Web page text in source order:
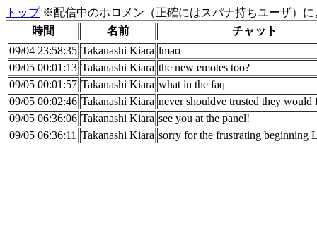
トップ※配信中のホロメン（正確にはスパナ持ちユーザ）
時間
名前
チャット
09/04 23:58:35 Takanashi Kiara lmao
09/05 00:01:13 Takanashi Kiara the new emotes too?
09/05 00:01:57 Takanashi Kiara what in the faq
09/05 00:02:46 Takanashi Kiara never shouldve trusted they would
09/05 06:36:06 Takanashi Kiara see you at the panel!
09/05 06:36:11 Takanashi Kiara sorry for the frustrating beginning